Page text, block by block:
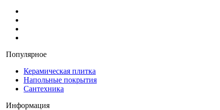
Популярное
Керамическая плитка
Напольные покрытия
Сантехника
Информация